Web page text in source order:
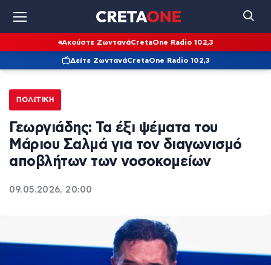
Ακούστε ΖωντανάCretaOne Radio 102,3
Δείτε ΖωντανάCretaOne Radio 102,3
ΠΟΛΙΤΙΚΉ
Γεωργιάδης: Τα έξι ψέματα του
Μάριου Σαλμά για τον διαγωνισμό
αποβλήτων των νοσοκομείων
09.05.2026, 20:00